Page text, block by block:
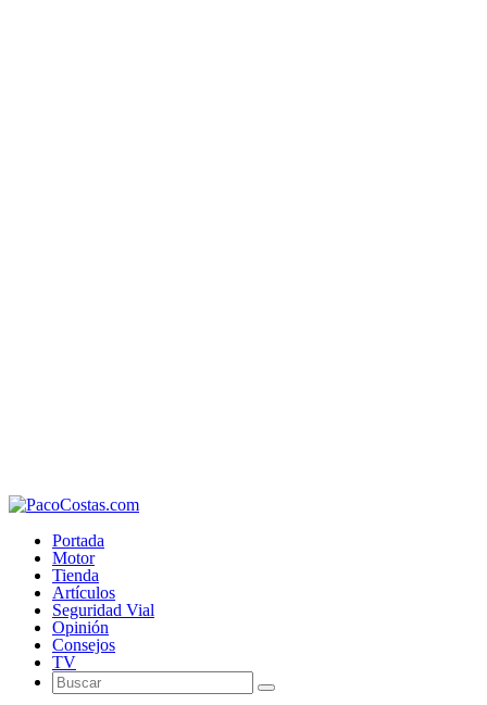
Portada
Motor
Tienda
Artículos
Seguridad Vial
Opinión
Consejos
TV